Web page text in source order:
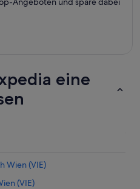
eine
Wien (VIE)
(VIE)